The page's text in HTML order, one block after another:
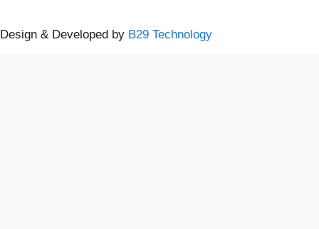
Design & Developed by B29 Technology